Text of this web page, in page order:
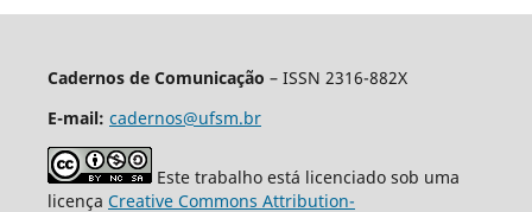
Cadernos de Comunicação – ISSN 2316-882X
E-mail: cadernos@ufsm.br
Este trabalho está licenciado sob uma
licença Creative Commons Attribution-